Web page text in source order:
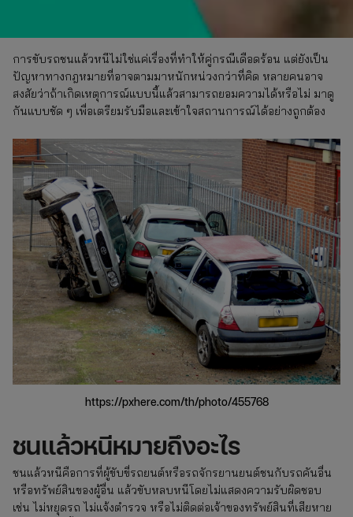
การขับรถชนแล้วหนีไม่ใช่แค่เรื่องที่ทำให้คู่กรณีเดือดร้อน แต่ยังเป็น
ปัญหาทางกฎหมายที่อาจตามมาหนักหน่วงกว่าที่คิด หลายคนอาจ
สงสัยว่าถ้าเกิดเหตุการณ์แบบนี้แล้วสามารถยอมความได้หรือไม่ มาดู
กันแบบชัด ๆ เพื่อเตรียมรับมือและเข้าใจสถานการณ์ได้อย่างถูกต้อง
https://pxhere.com/th/photo/455768
ชนแล้วหนีหมายถึงอะไร
ชนแล้วหนีคือการที่ผู้ขับขี่รถยนต์หรือรถจักรยานยนต์ชนกับรถคันอื่น
หรือทรัพย์สินของผู้อื่น แล้วขับหลบหนีโดยไม่แสดงความรับผิดชอบ
เช่น ไม่หยุดรถ ไม่แจ้งตำรวจ หรือไม่ติดต่อเจ้าของทรัพย์สินที่เสียหาย